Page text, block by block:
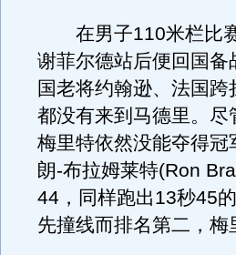
在男子110米栏比赛
谢菲尔德站后便回国
国老将约翰逊、法国
都没有来到马德里。
梅里特依然没能夺得
朗-布拉姆莱特(Ron
44，同样跑出13秒45
先撞线而排名第二，梅